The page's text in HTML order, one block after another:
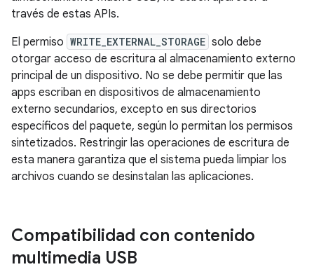
través de estas APIs.
El permiso WRITE_EXTERNAL_STORAGE solo debe
otorgar acceso de escritura al almacenamiento externo
principal de un dispositivo. No se debe permitir que las
apps escriban en dispositivos de almacenamiento
externo secundarios, excepto en sus directorios
específicos del paquete, según lo permitan los permisos
sintetizados. Restringir las operaciones de escritura de
esta manera garantiza que el sistema pueda limpiar los
archivos cuando se desinstalan las aplicaciones.
Compatibilidad con contenido
multimedia USB